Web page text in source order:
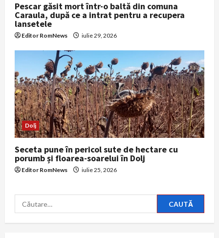
Pescar găsit mort într-o baltă din comuna
Caraula, după ce a intrat pentru a recupera
lansetele
Editor RomNews iulie 29, 2026
Dolj
Seceta pune în pericol sute de hectare cu
porumb și floarea-soarelui în Dolj
Editor RomNews iulie 25, 2026
Caută
după: